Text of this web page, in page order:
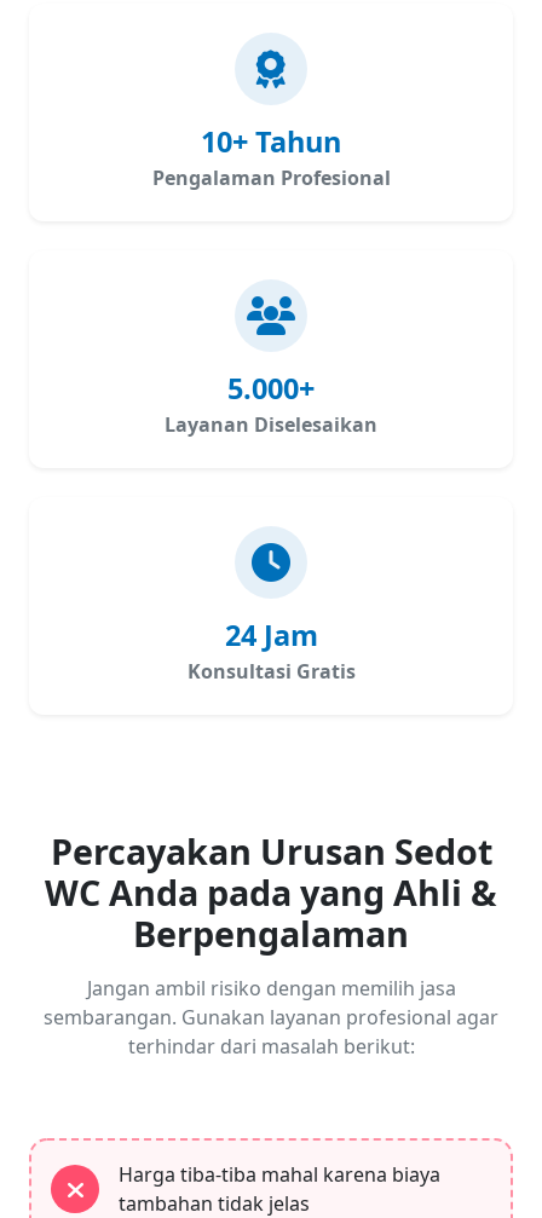
10+ Tahun
Pengalaman Profesional
5.000+
Layanan Diselesaikan
24 Jam
Konsultasi Gratis
Percayakan Urusan Sedot
WC Anda pada yang Ahli &
Berpengalaman
Jangan ambil risiko dengan memilih jasa
sembarangan. Gunakan layanan profesional agar
terhindar dari masalah berikut:
Harga tiba-tiba mahal karena biaya
tambahan tidak jelas